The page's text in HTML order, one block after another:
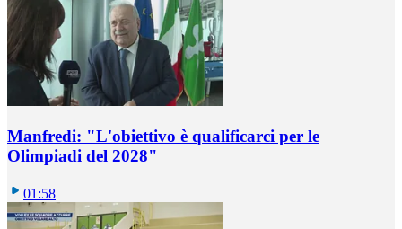
Manfredi: "L'obiettivo è qualificarci per le
Olimpiadi del 2028"
01:58